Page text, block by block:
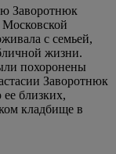
Заворотнюк
с семьей,
жизни.
похоронены
Заворотнюк
близких,
кладбище в